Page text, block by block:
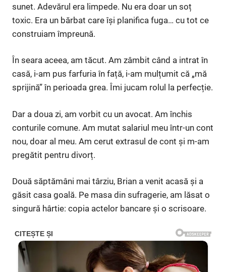
sunet. Adevărul era limpede. Nu era doar un soț
toxic. Era un bărbat care își planifica fuga… cu tot ce
construiam împreună.
În seara aceea, am tăcut. Am zâmbit când a intrat în
casă, i-am pus farfuria în față, i-am mulțumit că „mă
sprijină” în perioada grea. Îmi jucam rolul la perfecție.
Dar a doua zi, am vorbit cu un avocat. Am închis
conturile comune. Am mutat salariul meu într-un cont
nou, doar al meu. Am cerut extrasul de cont și m-am
pregătit pentru divorț.
Două săptămâni mai târziu, Brian a venit acasă și a
găsit casa goală. Pe masa din sufragerie, am lăsat o
singură hârtie: copia actelor bancare și o scrisoare.